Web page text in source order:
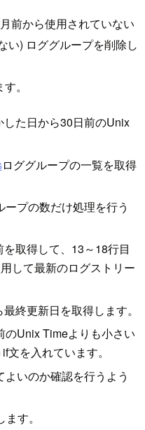
前から使用されていない
い) ロググループを削除し
。
た日から30日前のUnix
ロググループの一覧を取得
プの数だけ処理を行う
取得して、13～18行目
して最新のログストリー
終更新日を取得します。
Unix Timeよりも小さい
を入れています。
いのか確認を行うよう
す。